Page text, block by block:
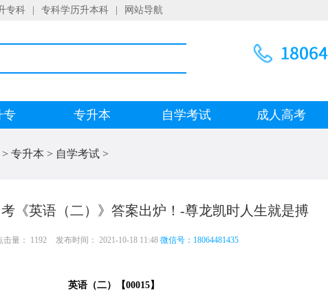
专科 专科学历升本科 网站导航
专 专升本 自学考试 成人高考
> 专升本 > 自学考试 >
考《英语（二）》答案出炉！-尊龙凯时人生就是搏
击量： 1192 发布时间： 2021-10-18 11:48 微信号：18064481435
英语（二） 【00015】